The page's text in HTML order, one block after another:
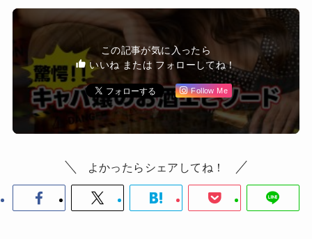
この記事が気に入ったら
いいね または フォローしてね！
Follow Me
よかったらシェアしてね！